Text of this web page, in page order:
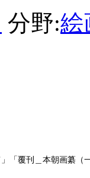
分野:絵
「覆刊＿本朝画纂（